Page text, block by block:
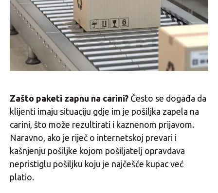
Zašto paketi zapnu na carini? Često se događa da
klijenti imaju situaciju gdje im je pošiljka zapela na
carini, što može rezultirati i kaznenom prijavom.
Naravno, ako je riječ o internetskoj prevari i
kašnjenju pošiljke kojom pošiljatelj opravdava
nepristiglu pošiljku koju je najčešće kupac već
platio.